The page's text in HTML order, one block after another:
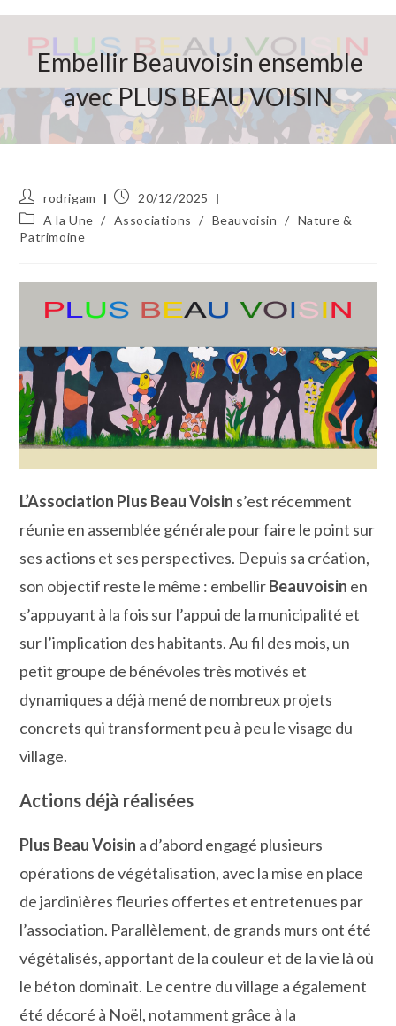
Embellir Beauvoisin ensemble
avec PLUS BEAU VOISIN
Auteur/autrice
de
la
publication :
rodrigam
Publication
publiée :
20/12/2025
Post
category:
A la Une / Associations / Beauvoisin / Nature &
Patrimoine
L’Association Plus Beau Voisin s’est récemment
réunie en assemblée générale pour faire le point sur
ses actions et ses perspectives. Depuis sa création,
son objectif reste le même : embellirBeauvoisin en
s’appuyant à la fois sur l’appui de la municipalité et
sur l’implication des habitants. Au fil des mois, un
petit groupe de bénévoles très motivés et
dynamiques a déjà mené de nombreux projets
concrets qui transforment peu à peu le visage du
village.
Actions déjà réalisées
Plus Beau Voisin a d’abord engagé plusieurs
opérations de végétalisation, avec la mise en place
de jardinières fleuries offertes et entretenues par
l’association. Parallèlement, de grands murs ont été
végétalisés, apportant de la couleur et de la vie là où
le béton dominait. Le centre du village a également
été décoré à Noël, notamment grâce à la